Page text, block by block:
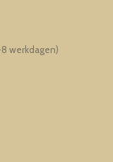
werkdagen)